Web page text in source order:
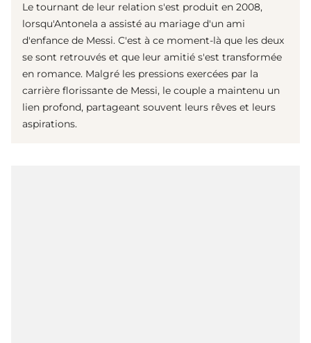
Le tournant de leur relation s'est produit en 2008,
lorsqu'Antonela a assisté au mariage d'un ami
d'enfance de Messi. C'est à ce moment-là que les deux
se sont retrouvés et que leur amitié s'est transformée
en romance. Malgré les pressions exercées par la
carrière florissante de Messi, le couple a maintenu un
lien profond, partageant souvent leurs rêves et leurs
aspirations.